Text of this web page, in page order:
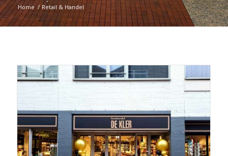
Home / Retail & Handel